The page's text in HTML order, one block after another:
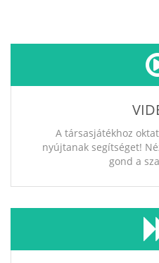
A társasjátékhoz
nyújtanak segítséget!
gond a